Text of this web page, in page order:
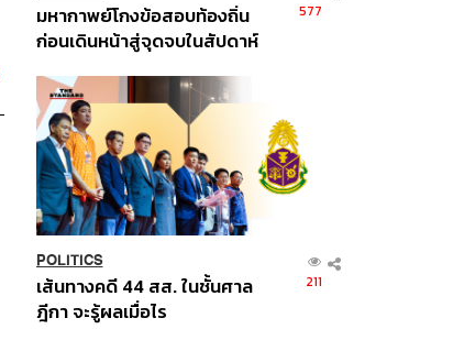
มหากาพย์โกงข้อสอบท้องถิ่น
ก่อนเดินหน้าสู่จุดจบในสัปดาห์
577
POLITICS
เส้นทางคดี 44 สส. ในชั้นศาล
ฎีกา จะรู้ผลเมื่อไร
211